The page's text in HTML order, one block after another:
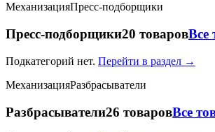
МеханизацияПресс-подборщики
Пресс-подборщики20 товаровВсе
Подкатегорий нет. Перейти в раздел →
МеханизацияРазбрасыватели
Разбрасыватели26 товаровВсе